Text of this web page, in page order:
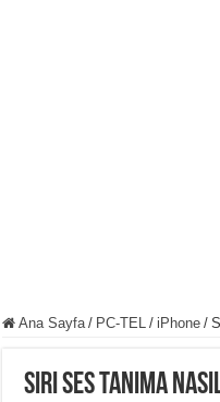
Ana Sayfa / PC-TEL / iPhone /
Siri Ses Tanıma